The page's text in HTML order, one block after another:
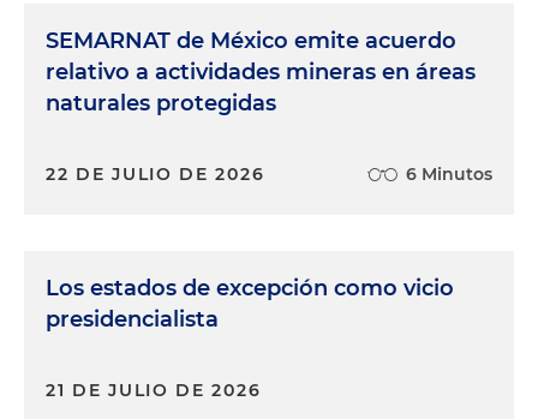
SEMARNAT de México emite acuerdo
relativo a actividades mineras en áreas
naturales protegidas
22 DE JULIO DE 2026 6 Minutos
Los estados de excepción como vicio
presidencialista
21 DE JULIO DE 2026